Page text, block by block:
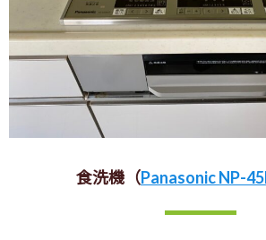
食洗機（Panasonic NP-